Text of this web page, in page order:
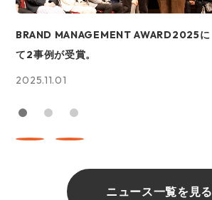
BRAND MANAGEMENT AWARD2025に
て2事例が受賞。
2025.11.01
ニュース一覧を見る